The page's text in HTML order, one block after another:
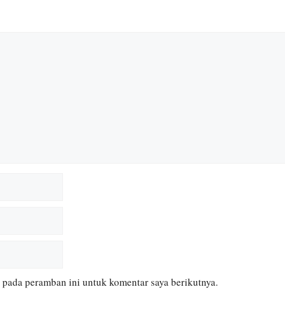
peramban ini untuk komentar saya berikutnya.